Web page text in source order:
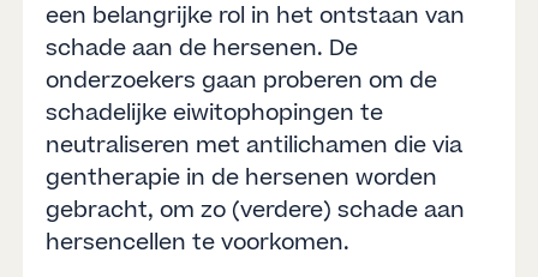
een belangrijke rol in het ontstaan van
schade aan de hersenen. De
onderzoekers gaan proberen om de
schadelijke eiwitophopingen te
neutraliseren met antilichamen die via
gentherapie in de hersenen worden
gebracht, om zo (verdere) schade aan
hersencellen te voorkomen.